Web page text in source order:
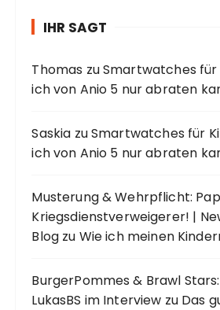
IHR SAGT
Thomas zuSmartwatches für
ich von Anio 5 nur abraten
Saskia zuSmartwatches für
ich von Anio 5 nur abraten
Musterung & Wehrpflicht:
Kriegsdienstverweigerer! |
Blog zu Wie ich meinen
BurgerPommes & Brawl
LukasBS im Interview zu Das